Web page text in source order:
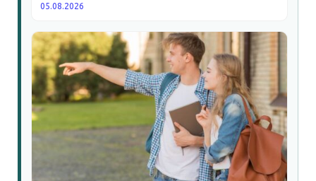
05.08.2026